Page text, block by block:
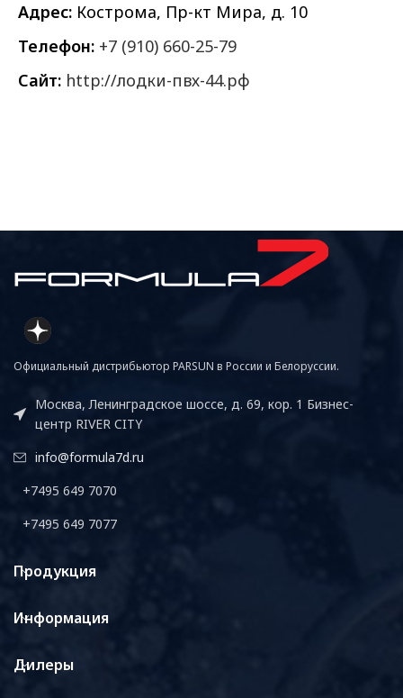
Адрес: Кострома, Пр-кт Мира, д. 10
Телефон: +7 (910) 660-25-79
Сайт: http://лодки-пвх-44.рф
Официальный дистрибьютор PARSUN в России и Белоруссии.
Москва, Ленинградское шоссе, д. 69, кор. 1 Бизнес-
центр RIVER CITY
info@formula7d.ru
+7495 649 7070
+7495 649 7077
Продукция
Информация
Дилеры